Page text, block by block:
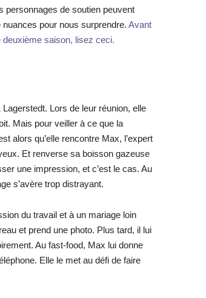
personnages de soutien peuvent
pour nous surprendre. Avant
deuxième saison, lisez ceci.
Lors de leur réunion, elle
Mais pour veiller à ce que la
alors qu’elle rencontre Max, l’expert
Et renverse sa boisson gazeuse
une impression, et c’est le cas. Au
s’avère trop distrayant.
du travail et à un mariage loin
et prend une photo. Plus tard, il lui
Au fast-food, Max lui donne
Elle le met au défi de faire